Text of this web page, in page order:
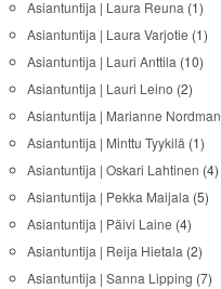
Asiantuntija | Laura Reuna (1)
Asiantuntija | Laura Varjotie (1)
Asiantuntija | Lauri Anttila (10)
Asiantuntija | Lauri Leino (2)
Asiantuntija | Marianne Nordman
Asiantuntija | Minttu Tyykilä (1)
Asiantuntija | Oskari Lahtinen (4)
Asiantuntija | Pekka Maijala (5)
Asiantuntija | Päivi Laine (4)
Asiantuntija | Reija Hietala (2)
Asiantuntija | Sanna Lipping (7)